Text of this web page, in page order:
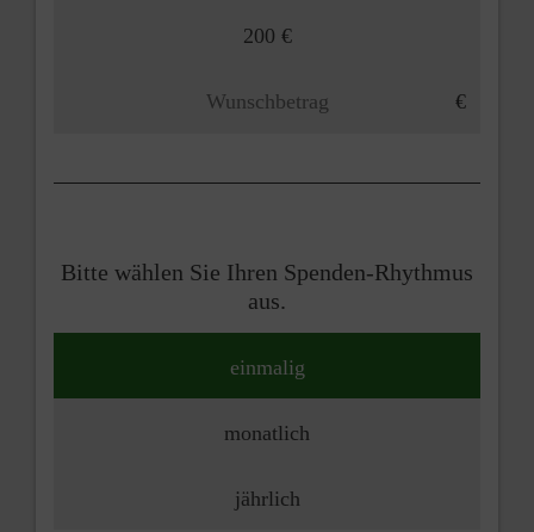
200 €
Bitte wählen Sie Ihren Spenden-Rhythmus
aus.
einmalig
monatlich
jährlich